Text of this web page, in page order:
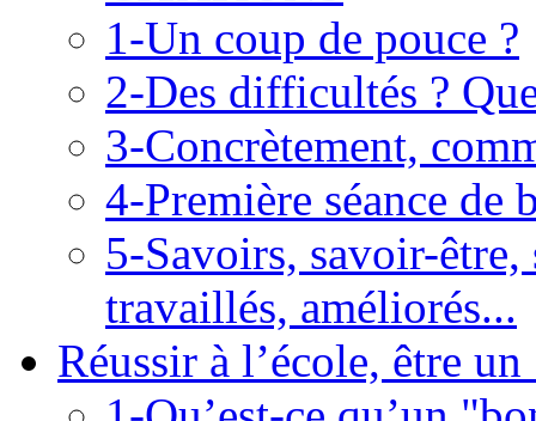
1-Un coup de pouce ?
2-Des difficultés ?
3-Concrètement,
4-Première séance de
5-Savoirs, savoir-
travaillés, améliorés...
Réussir à l’école, être